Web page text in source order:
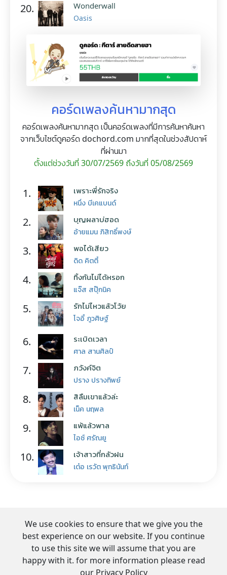
20. Wonderwall
Oasis
คอร์ดเพลงค้นหามากสุด
คอร์ดเพลงค้นหามากสุด เป็นคอร์ดเพลงที่มีการค้นหาค้นหา
จากเว็บไซต์ดูคอร์ด dochord.com มากที่สุดในช่วงสัปดาห์
ที่ผ่านมา
ตั้งแต่ช่วงวันที่ 30/07/2569 ถึงวันที่ 05/08/2569
1. เพราะพี่รักจริง
หนึ่ง บีเคแบนด์
2. บุญผลาบ่ฮอด
อ้ายแมน ภิสิทธิ์พงษ์
3. พอได้เสียว
ดิด คิตตี้
4. ทิ้งกันไม่ได้หรอก
แจ๊ส สปุ๊กนิค
5. รักไม่ไหวแล้วโว้ย
โจอี้ ภูวศิษฐ์
6. ระเบิดเวลา
ศาล สานศิลป์
7. ภวังค์จิต
ปราง ปรางทิพย์
8. สิลืมเขาแล้วล่ะ
เน็ค นฤพล
9. แพ้แล้วพาล
ไอซ์ ศรัณยู
10. เจ้าสาวที่กลัวฝน
เต๋อ เรวัต พุทธินันท์
We use cookies to ensure that we give you the
best experience on our website. If you continue
to use this site we will assume that you are
happy with it. for more information please read
our Privacy Policy